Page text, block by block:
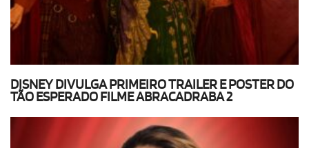
DISNEY DIVULGA PRIMEIRO TRAILER E POSTER DO
TÃO ESPERADO FILME ABRACADRABA 2